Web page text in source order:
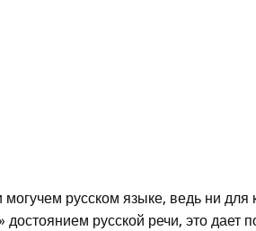
русском языке, ведь ни для
русской речи, это дает